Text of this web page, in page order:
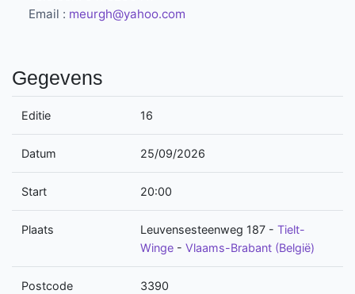
Email : meurgh@yahoo.com
Gegevens
Editie 16
Datum 25/09/2026
Start 20:00
Plaats Leuvensesteenweg 187 - Tielt-
Winge - Vlaams-Brabant (België)
Postcode 3390